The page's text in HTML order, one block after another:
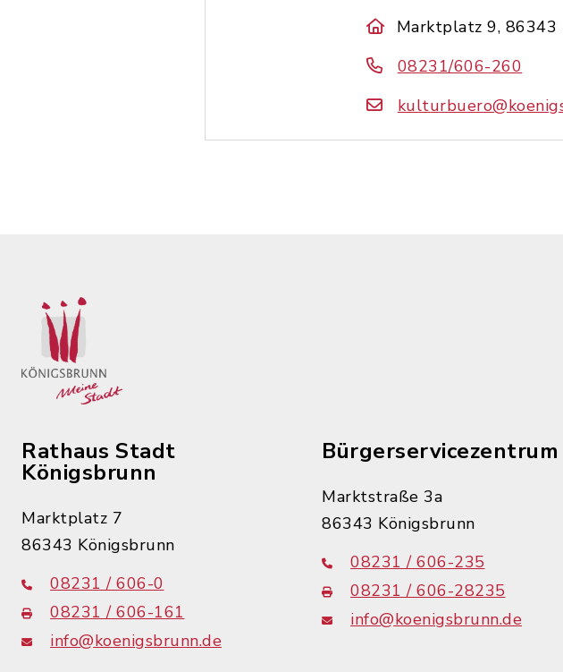
Marktplatz 9, 86343
08231/606-260
Rathaus Stadt
Königsbrunn
Marktplatz 7
86343 Königsbrunn
08231 / 606-0
08231 / 606-161
info@koenigsbrunn.de
Bürgerservicezentrum
Marktstraße 3a
86343 Königsbrunn
08231 / 606-235
08231 / 606-28235
info@koenigsbrunn.de